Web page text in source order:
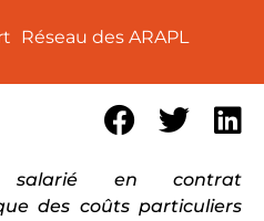
Réseau des ARAPL
salarié en contrat
des coûts particuliers